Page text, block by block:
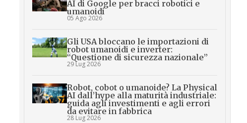
AI di Google per bracci robotici e
umanoidi
05 Ago 2026
Gli USA bloccano le importazioni di
robot umanoidi e inverter:
“Questione di sicurezza nazionale”
29 Lug 2026
Robot, cobot o umanoide? La Physical
AI dall’hype alla maturità industriale:
guida agli investimenti e agli errori
da evitare in fabbrica
28 Lug 2026